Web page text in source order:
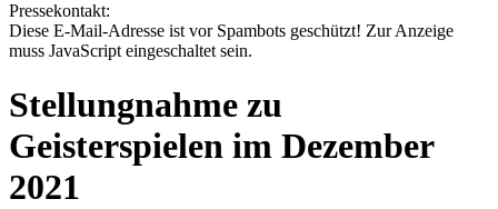
Pressekontakt:
Diese E-Mail-Adresse ist vor Spambots geschützt! Zur Anzeige
muss JavaScript eingeschaltet sein.
Stellungnahme zu
Geisterspielen im Dezember
2021